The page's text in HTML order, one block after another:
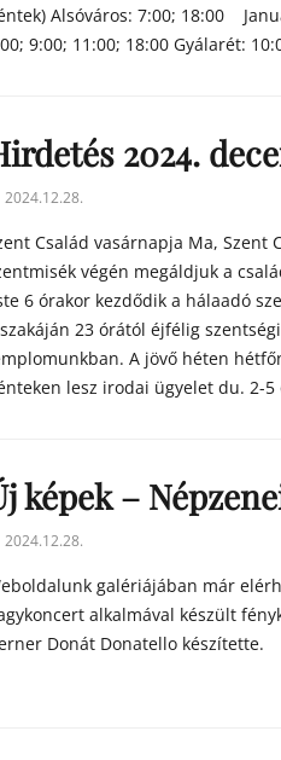
Alsóváros: 7:00; 18:00
9:00; 11:00; 18:00 Gyálarét:
2024.
2024.12.28.
Család vasárnapja Ma, Szent
végén megáldjuk a
6 órakor kezdődik a hálaadó
23 órától éjfélig
A jövő héten
lesz irodai ügyelet du. 2-5
képek –
2024.12.28.
galériájában már
alkalmával készült
Donát Donatello készítette.